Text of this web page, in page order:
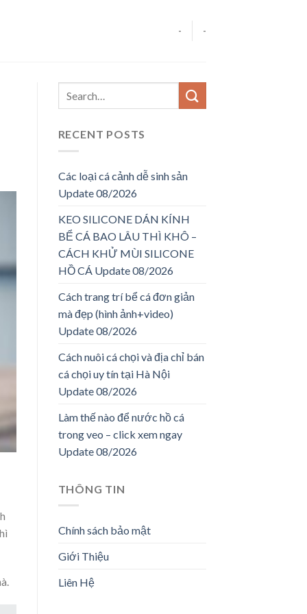
- -
RECENT POSTS
Các loại cá cảnh dễ sinh sản
Update 08/2026
KEO SILICONE DÁN KÍNH
BỂ CÁ BAO LÂU THÌ KHÔ –
CÁCH KHỬ MÙI SILICONE
HỒ CÁ Update 08/2026
Cách trang trí bể cá đơn giản
mà đẹp (hình ảnh+video)
Update 08/2026
Cách nuôi cá chọi và địa chỉ bán
cá chọi uy tín tại Hà Nội
Update 08/2026
Làm thế nào để nước hồ cá
trong veo – click xem ngay
Update 08/2026
THÔNG TIN
Chính sách bảo mật
Giới Thiệu
Liên Hệ